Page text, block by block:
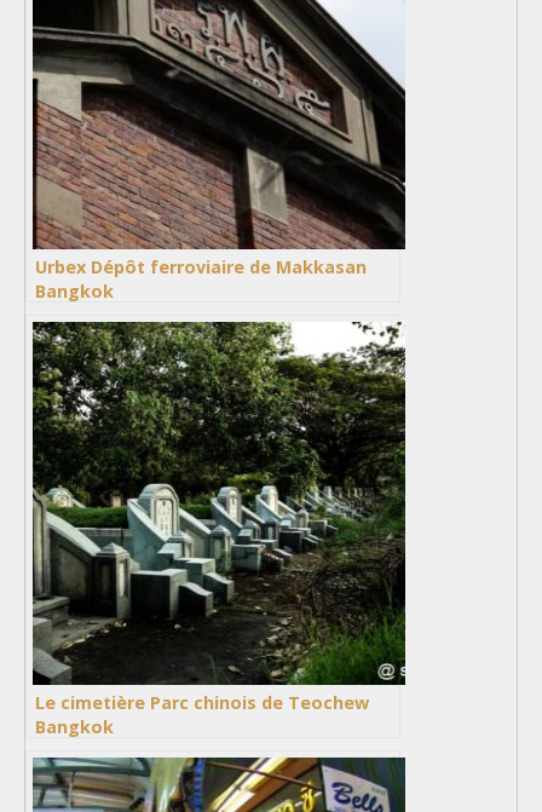
Urbex Dépôt ferroviaire de Makkasan
Bangkok
Le cimetière Parc chinois de Teochew
Bangkok